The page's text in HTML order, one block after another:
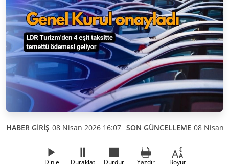
HABER GİRİŞ 08 Nisan 2026 16:07 SON GÜNCELLEME 08 Nisan
Dinle Duraklat Durdur Yazdır Boyut